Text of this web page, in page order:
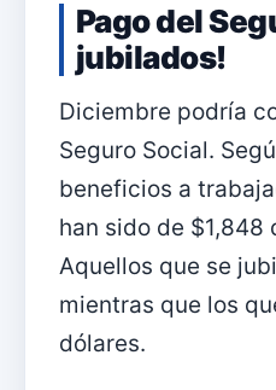
Pago del
jubilados!
Diciembre podría
Seguro Social.
beneficios a
han sido de
Aquellos que se
mientras que los
dólares.